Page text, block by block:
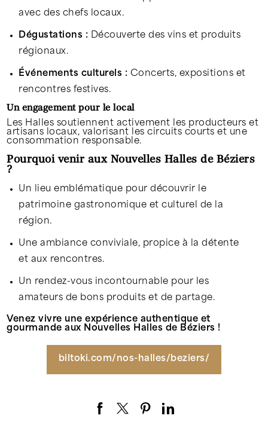
avec des chefs locaux.
Dégustations : Découverte des vins et produits
régionaux.
Événements culturels : Concerts, expositions et
rencontres festives.
Un engagement pour le local
Les Halles soutiennent activement les producteurs et
artisans locaux, valorisant les circuits courts et une
consommation responsable.
Pourquoi venir aux Nouvelles Halles de Béziers
?
Un lieu emblématique pour découvrir le
patrimoine gastronomique et culturel de la
région.
Une ambiance conviviale, propice à la détente
et aux rencontres.
Un rendez-vous incontournable pour les
amateurs de bons produits et de partage.
Venez vivre une expérience authentique et
gourmande aux Nouvelles Halles de Béziers !
biltoki.com/nos-halles/beziers/